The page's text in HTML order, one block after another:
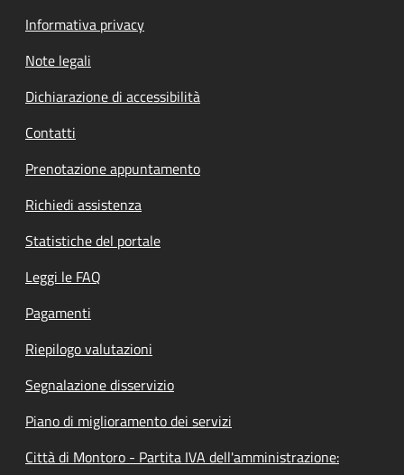
Informativa privacy
Note legali
Dichiarazione di accessibilità
Contatti
Prenotazione appuntamento
Richiedi assistenza
Statistiche del portale
Leggi le FAQ
Pagamenti
Riepilogo valutazioni
Segnalazione disservizio
Piano di miglioramento dei servizi
Città di Montoro - Partita IVA dell'amministrazione: